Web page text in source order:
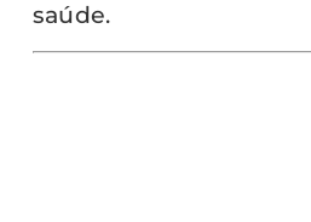
saúde.